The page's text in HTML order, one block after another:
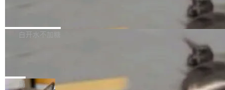
w 不要求标准普通话，方言识别覆盖粤语、吴语
容提供的字体时出现的几个问题 为避免音频加
质的最低采样率）的音频格式将被拒绝 修复了 C
发布的 Release Notes，他利用 AI 工具（如 Co
最强的若干项。对于尚未正式发版的 PG 19，则
白开水不加糖
维护工作一直与我的日常工作、家务、社交生活
局